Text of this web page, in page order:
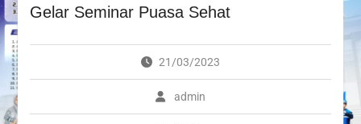
Gelar Seminar Puasa Sehat
21/03/2023
admin